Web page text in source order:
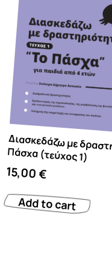
Διασκεδάζω με δραστηριότητες – Το Πάσχα (τεύχος 1)
15,00€
Add to cart